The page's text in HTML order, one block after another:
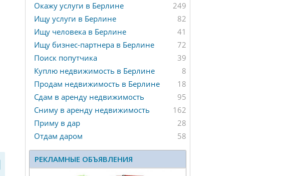
Окажу услуги в Берлине
249
Ищу услуги в Берлине
82
Ищу человека в Берлине
41
Ищу бизнес-партнера в Берлине
72
Поиск попутчика
39
Куплю недвижимость в Берлине
8
Продам недвижимость в Берлине
18
Сдам в аренду недвижимость
95
Сниму в аренду недвижимость
162
Приму в дар
28
Отдам даром
58
РЕКЛАМНЫЕ ОБЪЯВЛЕНИЯ